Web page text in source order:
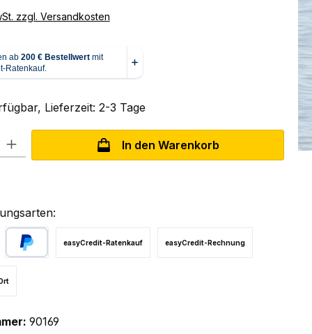
zzgl. Versandkosten
Lieferzeit: 2-3 Tage
Gib den gewünschten Wert ein oder benutze die Schaltflächen
In den Warenkorb
easyCredit-Ratenkauf easyCredit-Rechnung
90169